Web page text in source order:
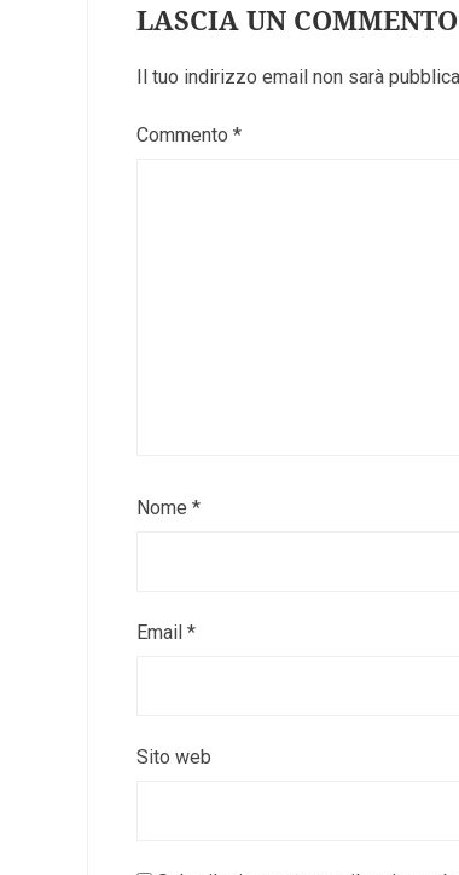
LASCIA UN COMMENTO
Il tuo indirizzo email non sarà
Commento *
Nome *
Email *
Sito web